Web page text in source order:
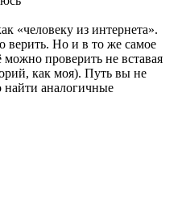
«человеку из интернета».
верить. Но и в то же самое
можно проверить не вставая
как моя). Путь вы не
найти аналогичные